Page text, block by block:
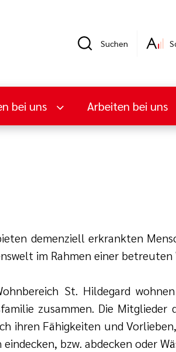
Suchen
bei uns Arbeiten bei uns
demenziell erkrankten
im Rahmen einer
St. Hildegard
zusammen. Die Mitglieder
ihren Fähigkeiten und
eindecken, bzw. abdecken oder